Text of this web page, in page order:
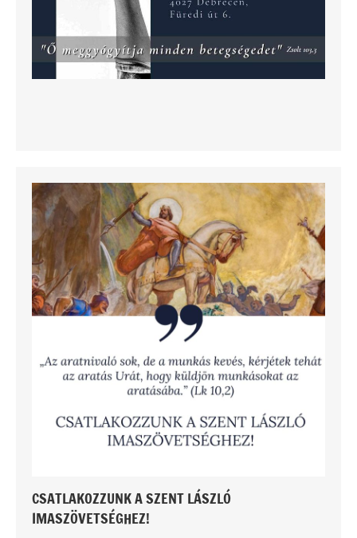
CSATLAKOZZUNK A SZENT LÁSZLÓ
IMASZÖVETSÉGHEZ!